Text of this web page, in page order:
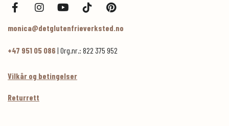
monica@detglutenfrieverksted.no
+47 951 05 086 | Org.nr.: 822 375 952
Vilkår og betingelser
Returrett